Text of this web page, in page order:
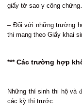
giấy tờ sao y công
– Đối với những trường
thi mang theo Giấy khai
*** Các trường hợp
Những thí sinh thi hộ và
các kỳ thi trước.